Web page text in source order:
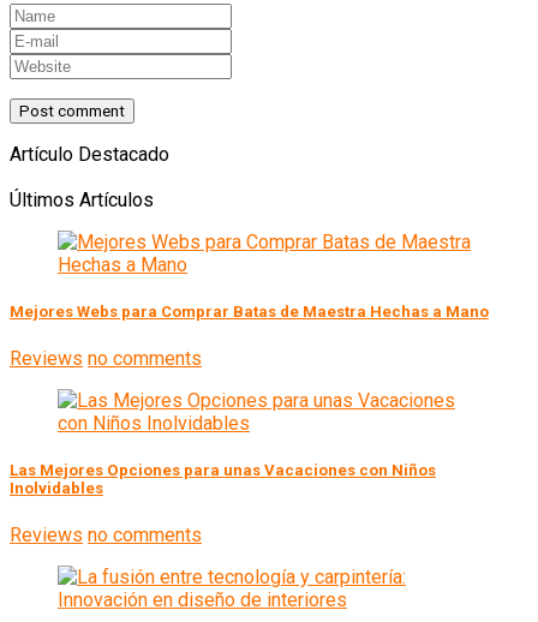
Artículo Destacado
Últimos Artículos
Mejores Webs para Comprar Batas de Maestra Hechas a Mano
Reviews no comments
Las Mejores Opciones para unas Vacaciones con Niños
Inolvidables
Reviews no comments